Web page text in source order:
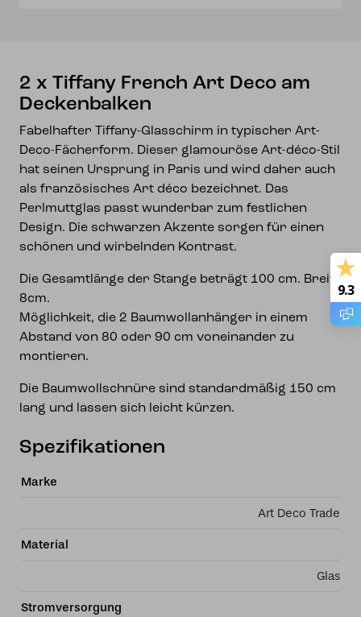
2 x Tiffany French Art Deco am
Deckenbalken
Fabelhafter Tiffany-Glasschirm in typischer Art-
Deco-Fächerform. Dieser glamouröse Art-déco-Stil
hat seinen Ursprung in Paris und wird daher auch
als französisches Art déco bezeichnet. Das
Perlmuttglas passt wunderbar zum festlichen
Design. Die schwarzen Akzente sorgen für einen
schönen und wirbelnden Kontrast.
Die Gesamtlänge der Stange beträgt 100 cm. Breite
8cm.
Möglichkeit, die 2 Baumwollanhänger in einem
Abstand von 80 oder 90 cm voneinander zu
montieren.
Die Baumwollschnüre sind standardmäßig 150 cm
lang und lassen sich leicht kürzen.
Spezifikationen
Marke
Art Deco Trade
Material
Glas
Stromversorgung
9.3